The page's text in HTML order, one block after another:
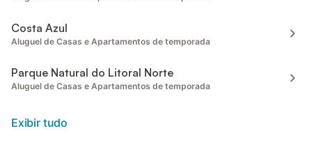
Costa Azul
Aluguel de Casas e Apartamentos de temporada
Parque Natural do Litoral Norte
Aluguel de Casas e Apartamentos de temporada
Exibir tudo